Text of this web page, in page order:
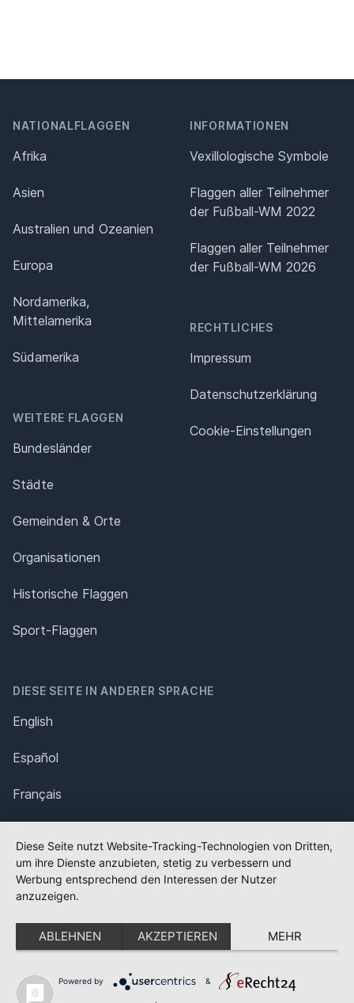
NATIONALFLAGGEN
Afrika
Asien
Australien und Ozeanien
Europa
Nordamerika,
Mittelamerika
Südamerika
WEITERE FLAGGEN
Bundesländer
Städte
Gemeinden & Orte
Organisationen
Historische Flaggen
Sport-Flaggen
INFORMATIONEN
Vexillologische Symbole
Flaggen aller Teilnehmer
der Fußball-WM 2022
Flaggen aller Teilnehmer
der Fußball-WM 2026
RECHTLICHES
Impressum
Datenschutz­erklärung
Cookie-Einstellungen
DIESE SEITE IN ANDERER SPRACHE
English
Español
Français
Polska
Português
Nederlands
Svenska
Diese Seite nutzt Website-Tracking-Technologien von Dritten,
um ihre Dienste anzubieten, stetig zu verbessern und
Werbung entsprechend den Interessen der Nutzer
anzuzeigen.
ABLEHNEN AKZEPTIEREN MEHR
Powered by &